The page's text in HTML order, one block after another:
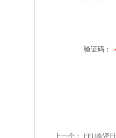
验证码：
上一个： FFU奉贤